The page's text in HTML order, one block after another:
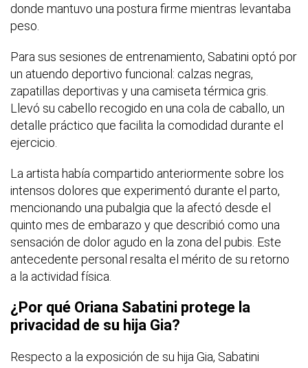
donde mantuvo una postura firme mientras levantaba
peso.
Para sus sesiones de entrenamiento, Sabatini optó por
un atuendo deportivo funcional: calzas negras,
zapatillas deportivas y una camiseta térmica gris.
Llevó su cabello recogido en una cola de caballo, un
detalle práctico que facilita la comodidad durante el
ejercicio.
La artista había compartido anteriormente sobre los
intensos dolores que experimentó durante el parto,
mencionando una pubalgia que la afectó desde el
quinto mes de embarazo y que describió como una
sensación de dolor agudo en la zona del pubis. Este
antecedente personal resalta el mérito de su retorno
a la actividad física.
¿Por qué Oriana Sabatini protege la
privacidad de su hija Gia?
Respecto a la exposición de su hija Gia, Sabatini